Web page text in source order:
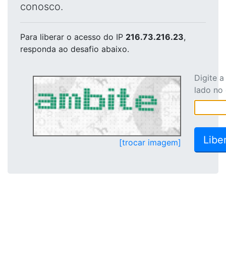
conosco.
Para liberar o acesso do IP 216.73.216.23,
responda ao desafio abaixo.
[trocar imagem]
Digite
lado no